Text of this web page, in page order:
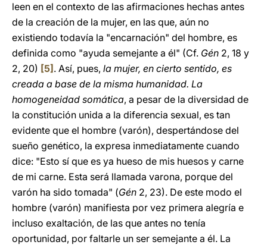
leen en el contexto de las afirmaciones hechas antes
de la creación de la mujer, en las que, aún no
existiendo todavía la "encarnación" del hombre, es
definida como "ayuda semejante a él" (Cf. Gén 2, 18 y
2, 20) [5] . Así, pues, la mujer, en cierto sentido, es
creada a base de la misma humanidad. La
homogeneidad somática, a pesar de la diversidad de
la constitución unida a la diferencia sexual, es tan
evidente que el hombre (varón), despertándose del
sueño genético, la expresa inmediatamente cuando
dice: "Esto sí que es ya hueso de mis huesos y carne
de mi carne. Esta será llamada varona, porque del
varón ha sido tomada" (Gén 2, 23). De este modo el
hombre (varón) manifiesta por vez primera alegría e
incluso exaltación, de las que antes no tenía
oportunidad, por faltarle un ser semejante a él. La